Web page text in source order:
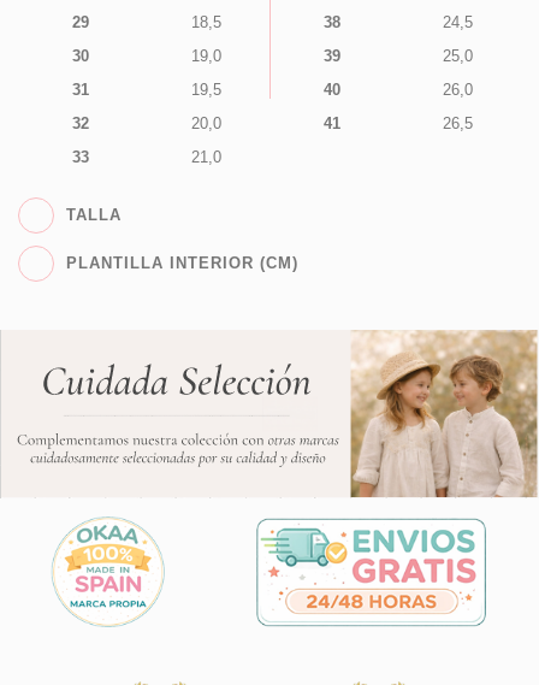
29
18,5
30
19,0
31
19,5
32
20,0
33
21,0
38
24,5
39
25,0
40
26,0
41
26,5
TALLA
PLANTILLA INTERIOR (CM)